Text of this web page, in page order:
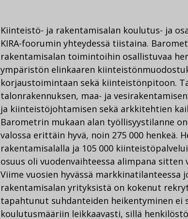
Kiinteistö- ja rakentamisalan koulutus- ja
KIRA-foorumin yhteydessä tiistaina.
rakentamisalan toimintoihin osallistuvaa
ympäristön elinkaaren
korjaustoimintaan sekä kiinteistönpitoon.
talonrakennuksen, maa- ja
ja kiinteistöjohtamisen sekä arkkitehtien
Barometrin mukaan alan työllisyystilanne
valossa erittäin hyvä, noin 275 000 henkeä.
rakentamisalalla ja 105 000
osuus oli vuodenvaihteessa alimpana sitten
Viime vuosien hyvässä markkinatilanteessa
rakentamisalan yrityksistä on kokenut
tapahtunut suhdanteiden heikentyminen ei
koulutusmääriin leikkaavasti, sillä